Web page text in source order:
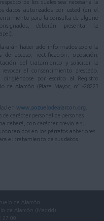
de los cuales sea necesaria la
datos autorizados por usted (en el
para la consulta de alguno
deberán presentar la
haber sido informados sobre la
acceso, rectificación, oposición,
del tratamiento y solicitar la
el consentimiento prestado,
por escrito al Registro
de Alarcón (Plaza Mayor, nº1-28223
en www.pozuelodealarcon.org
de carácter personal de personas
deberá, con carácter previo a su
en los párrafos anteriores
el tratamiento de sus datos.
de Alarcón.
de Alarcón (Madrid)
00